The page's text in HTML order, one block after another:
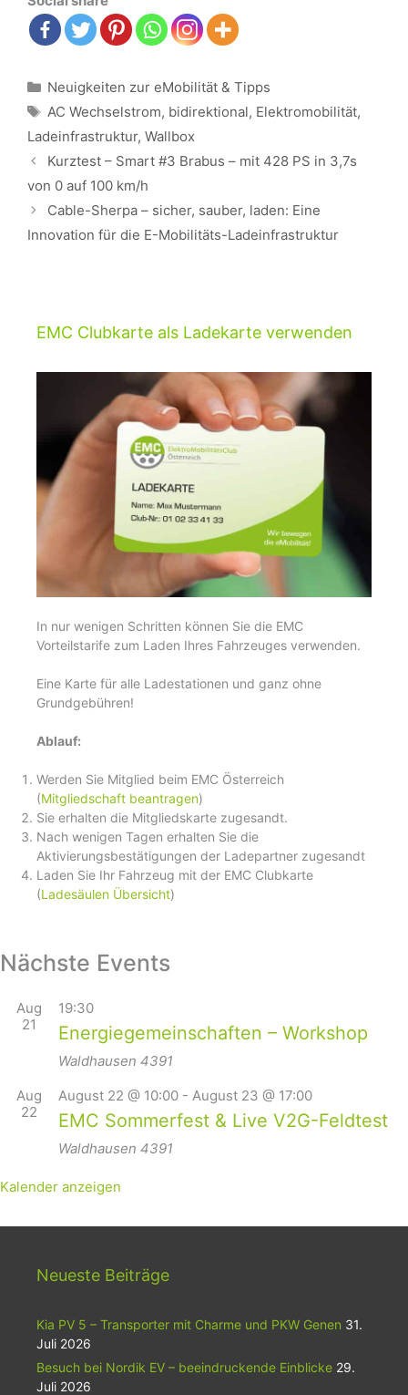
Kategorien
Neuigkeiten zur eMobilität & Tipps
Schlagwörter
AC Wechselstrom, bidirektional, Elektromobilität,
Ladeinfrastruktur, Wallbox
Beitrags-
Navigation
Kurztest – Smart #3 Brabus – mit 428 PS in 3,7s
von 0 auf 100 km/h
Cable-Sherpa – sicher, sauber, laden: Eine
Innovation für die E-Mobilitäts-Ladeinfrastruktur
EMC Clubkarte als Ladekarte verwenden
In nur wenigen Schritten können Sie die EMC
Vorteilstarife zum Laden Ihres Fahrzeuges verwenden.
Eine Karte für alle Ladestationen und ganz ohne
Grundgebühren!
Ablauf:
Werden Sie Mitglied beim EMC Österreich
(Mitgliedschaft beantragen)
Sie erhalten die Mitgliedskarte zugesandt.
Nach wenigen Tagen erhalten Sie die
Aktivierungsbestätigungen der Ladepartner zugesandt
Laden Sie Ihr Fahrzeug mit der EMC Clubkarte
(Ladesäulen Übersicht)
Nächste Events
Aug
21
19:30
Energiegemeinschaften – Workshop
Waldhausen 4391
Aug
22
August 22 @ 10:00 - August 23 @ 17:00
EMC Sommerfest & Live V2G-Feldtest
Waldhausen 4391
Kalender anzeigen
Neueste Beiträge
Kia PV 5 – Transporter mit Charme und PKW Genen 31.
Juli 2026
Besuch bei Nordik EV – beeindruckende Einblicke 29.
Juli 2026